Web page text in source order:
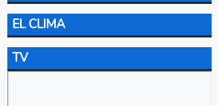
EL CLIMA
TV